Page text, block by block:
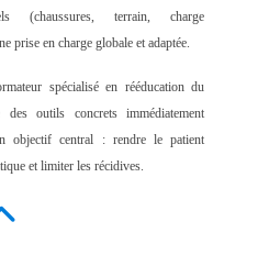
(chaussures, terrain, charge
prise en charge globale et adaptée.
spécialisé en rééducation du
outils concrets immédiatement
objectif central : rendre le patient
et limiter les récidives.